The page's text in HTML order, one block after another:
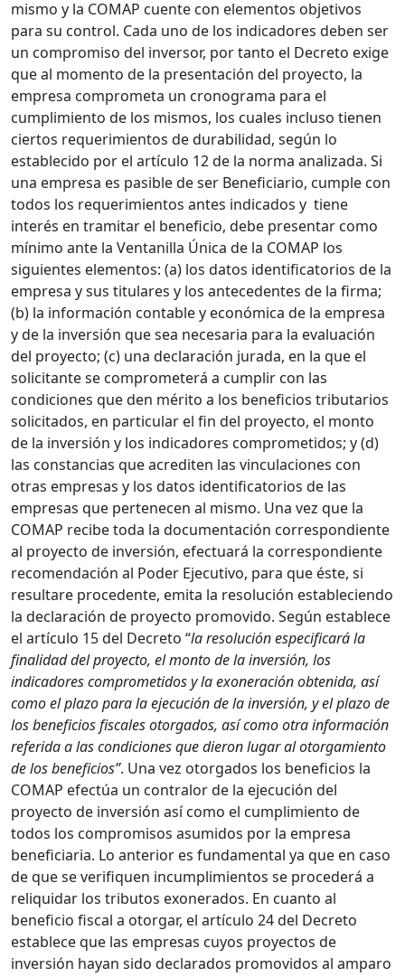
mismo y la COMAP cuente con elementos objetivos
para su control. Cada uno de los indicadores deben ser
un compromiso del inversor, por tanto el Decreto exige
que al momento de la presentación del proyecto, la
empresa comprometa un cronograma para el
cumplimiento de los mismos, los cuales incluso tienen
ciertos requerimientos de durabilidad, según lo
establecido por el artículo 12 de la norma analizada. Si
una empresa es pasible de ser Beneficiario, cumple con
todos los requerimientos antes indicados y tiene
interés en tramitar el beneficio, debe presentar como
mínimo ante la Ventanilla Única de la COMAP los
siguientes elementos: (a) los datos identificatorios de la
empresa y sus titulares y los antecedentes de la firma;
(b) la información contable y económica de la empresa
y de la inversión que sea necesaria para la evaluación
del proyecto; (c) una declaración jurada, en la que el
solicitante se comprometerá a cumplir con las
condiciones que den mérito a los beneficios tributarios
solicitados, en particular el fin del proyecto, el monto
de la inversión y los indicadores comprometidos; y (d)
las constancias que acrediten las vinculaciones con
otras empresas y los datos identificatorios de las
empresas que pertenecen al mismo. Una vez que la
COMAP recibe toda la documentación correspondiente
al proyecto de inversión, efectuará la correspondiente
recomendación al Poder Ejecutivo, para que éste, si
resultare procedente, emita la resolución estableciendo
la declaración de proyecto promovido. Según establece
el artículo 15 del Decreto “la resolución especificará la
finalidad del proyecto, el monto de la inversión, los
indicadores comprometidos y la exoneración obtenida, así
como el plazo para la ejecución de la inversión, y el plazode
los beneficios fiscales otorgados, así como otra información
referida a las condiciones que dieron lugar al otorgamiento
de los beneficios”. Una vez otorgados los beneficios la
COMAP efectúa un contralor de la ejecución del
proyecto de inversión así como el cumplimiento de
todos los compromisos asumidos por la empresa
beneficiaria. Lo anterior es fundamental ya que en caso
de que se verifiquen incumplimientos se procederá a
reliquidar los tributos exonerados. En cuanto al
beneficio fiscal a otorgar, el artículo 24 del Decreto
establece que las empresas cuyos proyectos de
inversión hayan sido declarados promovidos al amparo